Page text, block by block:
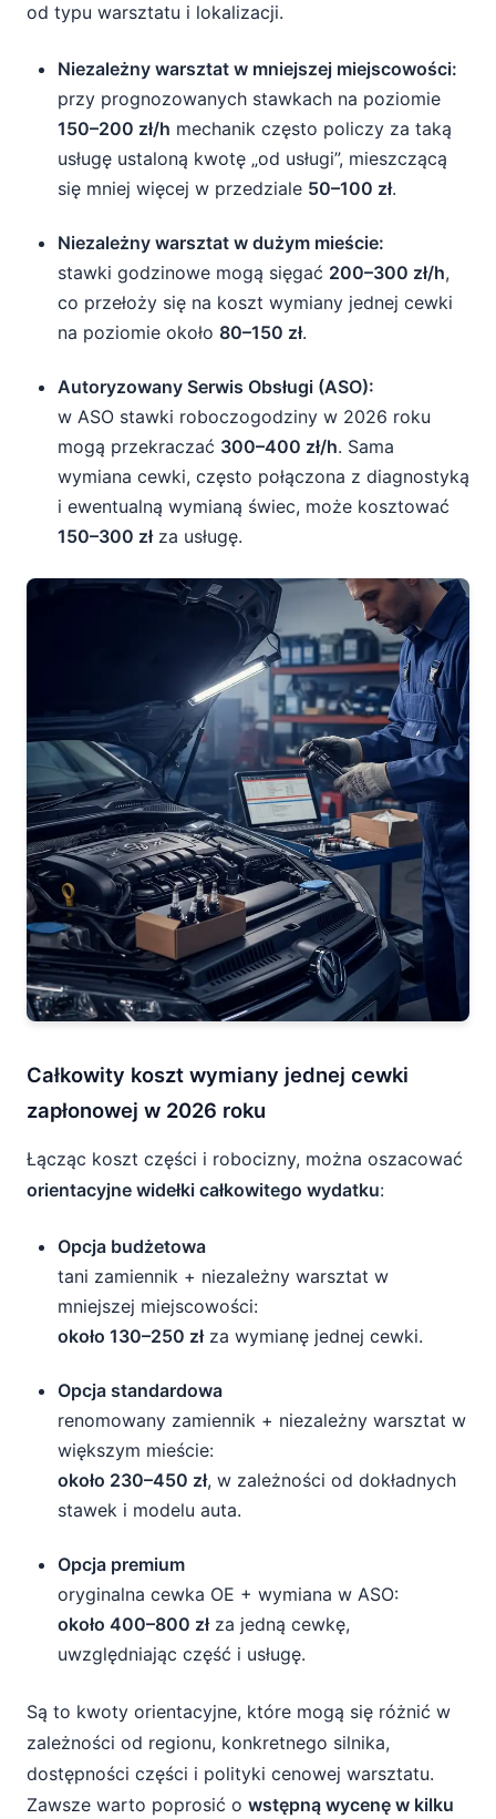
od typu warsztatu i lokalizacji.
Niezależny warsztat w mniejszej miejscowości:
przy prognozowanych stawkach na poziomie
150–200 zł/h mechanik często policzy za taką
usługę ustaloną kwotę „od usługi”, mieszczącą
się mniej więcej w przedziale 50–100 zł.
Niezależny warsztat w dużym mieście:
stawki godzinowe mogą sięgać 200–300 zł/h,
co przełoży się na koszt wymiany jednej cewki
na poziomie około 80–150 zł.
Autoryzowany Serwis Obsługi (ASO):
w ASO stawki roboczogodziny w 2026 roku
mogą przekraczać 300–400 zł/h. Sama
wymiana cewki, często połączona z diagnostyką
i ewentualną wymianą świec, może kosztować
150–300 złza usługę.
Całkowity koszt wymiany jednej cewki
zapłonowej w 2026 roku
Łącząc koszt części i robocizny, można oszacować
orientacyjne widełki całkowitego wydatku:
Opcja budżetowa
tani zamiennik + niezależny warsztat w
mniejszej miejscowości:
około 130–250 złza wymianę jednej cewki.
Opcja standardowa
renomowany zamiennik + niezależny warsztat w
większym mieście:
około 230–450 zł, w zależności od dokładnych
stawek i modelu auta.
Opcja premium
oryginalna cewka OE + wymiana w ASO:
około 400–800 złza jedną cewkę,
uwzględniając część i usługę.
Są to kwoty orientacyjne, które mogą się różnić w
zależności od regionu, konkretnego silnika,
dostępności części i polityki cenowej warsztatu.
Zawsze warto poprosić o wstępną wycenę w kilku